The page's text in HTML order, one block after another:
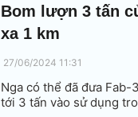
Bom lượn 3 tấn
xa 1 km
27/06/2024 11:31
Nga có thể đã đưa
tới 3 tấn vào sử dụng